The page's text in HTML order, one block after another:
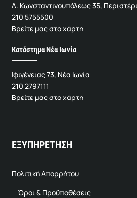
Λ. Κωνσταντινουπόλεως 35, Περιστέρι
210 5755500
Βρείτε μας στο χάρτη
Κατάστημα Νέα Ιωνία
Ιφιγένειας 73, Νέα Ιωνία
210 2797111
Βρείτε μας στο χάρτη
ΕΞΥΠΗΡΕΤΗΣΗ
Πολιτική Απορρήτου
Όροι & Προϋποθέσεις